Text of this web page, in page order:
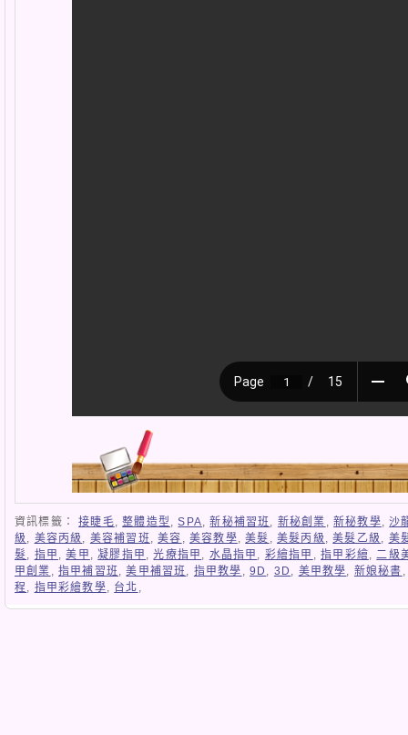
資訊標籤： 接睫毛,整體造型 ,SPA,新秘補習班 , 新秘創業 ,新秘教學,沙
級 , 美容丙級 , 美容補習班 ,美容 ,美容教學,美髮 ,美髮丙級 ,美髮乙級 , 美
髮, 指甲 ,美甲 ,凝膠指甲 ,光療指甲 , 水晶指甲 , 彩繪指甲 ,指甲彩繪,二級
甲創業 ,指甲補習班 ,美甲補習班 , 指甲教學 ,9D , 3D , 美甲教學, 新娘秘書
程 , 指甲彩繪教學, 台北 ,